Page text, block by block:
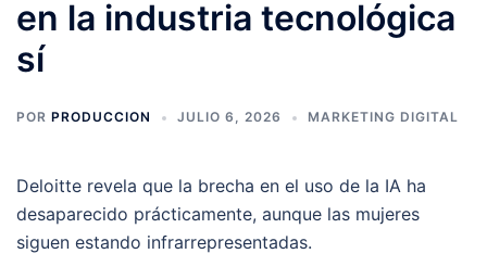
en la industria tecnológica
sí
POR PRODUCCION JULIO 6, 2026 MARKETING DIGITAL
Deloitte revela que la brecha en el uso de la IA ha
desaparecido prácticamente, aunque las mujeres
siguen estando infrarrepresentadas.